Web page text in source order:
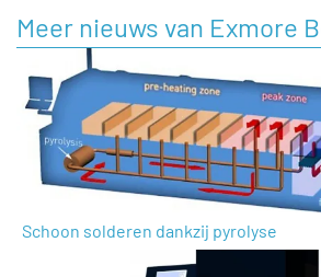
Meer nieuws van Exmore
Schoon solderen dankzij pyrolyse